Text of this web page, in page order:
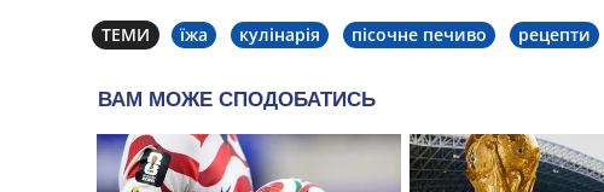
ТЕМИ їжа кулінарія пісочне печиво рецепти